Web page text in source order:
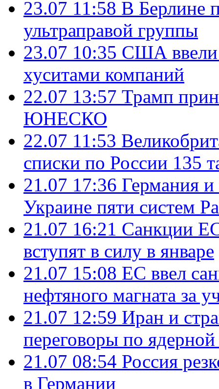
23.07 11:58 В Берлине
ультраправой группы
23.07 10:35 США ввели
хуситами компаний
22.07 13:57 Трамп
ЮНЕСКО
22.07 11:53
списки по России 135
21.07 17:36 Германия
Украине пяти систем
21.07 16:21 Санкции
вступят в силу в январе
21.07 15:08 ЕС ввел
нефтяного магната за
21.07 12:59 Иран и
переговоры по
21.07 08:54 Россия
в Германии